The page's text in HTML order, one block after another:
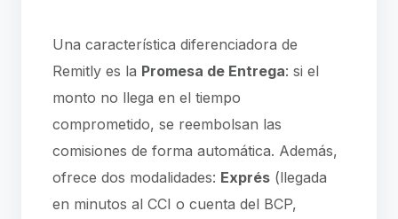
Una característica diferenciadora de
Remitly es la Promesa de Entrega: si el
monto no llega en el tiempo
comprometido, se reembolsan las
comisiones de forma automática. Además,
ofrece dos modalidades: Exprés (llegada
en minutos al CCI o cuenta del BCP,